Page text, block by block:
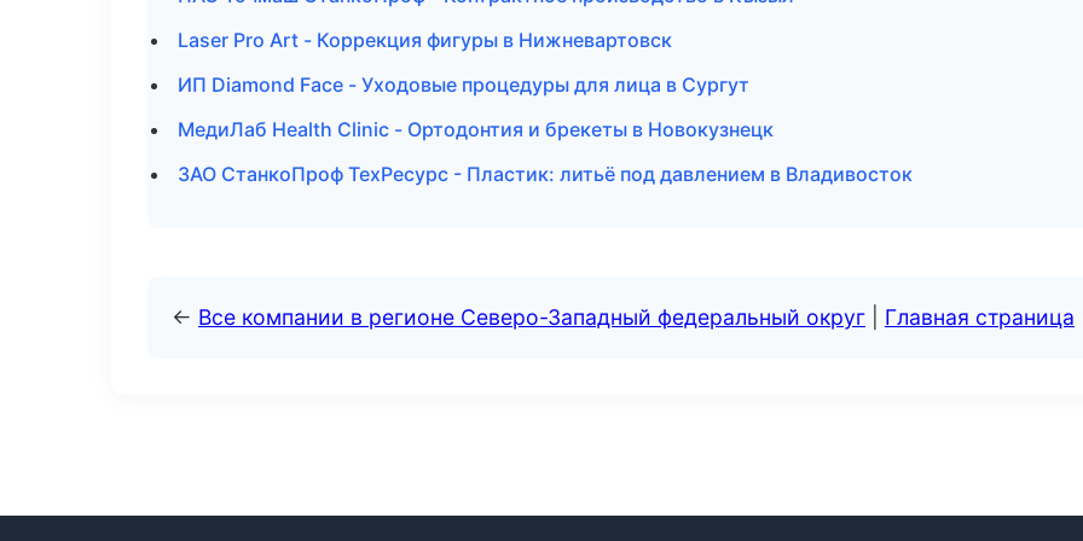
Laser Pro Art - Коррекция фигуры в Нижневартовск
ИП Diamond Face - Уходовые процедуры для лица в Сургут
МедиЛаб Health Clinic - Ортодонтия и брекеты в Новокузнецк
ЗАО СтанкоПроф ТехРесурс - Пластик: литьё под давлением в Владивосток
← Все компании в регионе Северо-Западный федеральный округ Главная страница